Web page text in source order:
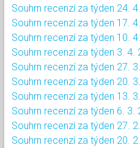
Souhrn recenzí za týden 24. 4.
Souhrn recenzí za týden 17. 4.
Souhrn recenzí za týden 10. 4.
Souhrn recenzí za týden 3. 4.
Souhrn recenzí za týden 27. 3.
Souhrn recenzí za týden 20. 3.
Souhrn recenzí za týden 13. 3.
Souhrn recenzí za týden 6. 3.
Souhrn recenzí za týden 27. 2.
Souhrn recenzí za týden 20. 2.